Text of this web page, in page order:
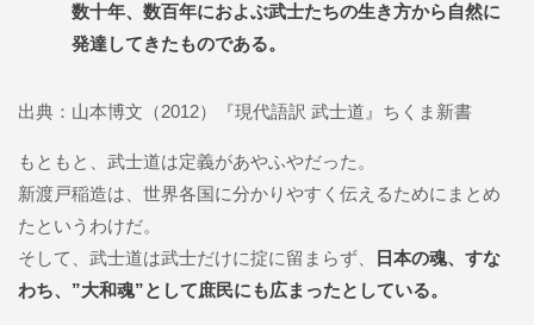
数十年、数百年におよぶ武士たちの生き方から自然に
発達してきたものである。
出典：山本博文（2012）『現代語訳 武士道』ちくま新書
もともと、武士道は定義があやふやだった。
新渡戸稲造は、世界各国に分かりやすく伝えるためにまとめ
たというわけだ。
そして、武士道は武士だけに掟に留まらず、
日本の魂、すな
わち、”大和魂”として庶民にも広まったとしている。